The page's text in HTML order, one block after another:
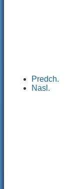
Predch.
Nasl.